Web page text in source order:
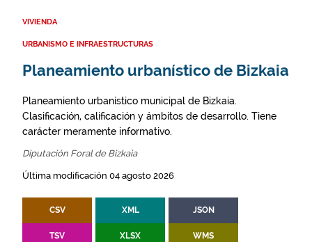
VIVIENDA
URBANISMO E INFRAESTRUCTURAS
Planeamiento urbanístico de Bizkaia
Planeamiento urbanístico municipal de Bizkaia.
Clasificación, calificación y ámbitos de desarrollo. Tiene
carácter meramente informativo.
Diputación Foral de Bizkaia
Última modificación 04 agosto 2026
CSV XML JSON
TSV XLSX WMS